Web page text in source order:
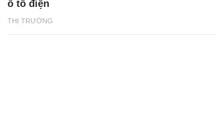
THỊ TRƯỜNG
ô tô điện